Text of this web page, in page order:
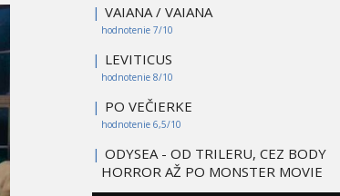
| VAIANA / VAIANA
hodnotenie 7/10
| LEVITICUS
hodnotenie 8/10
| PO VEČIERKE
hodnotenie 6,5/10
| ODYSEA - OD TRILERU, CEZ BODY
HORROR AŽ PO MONSTER MOVIE